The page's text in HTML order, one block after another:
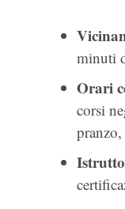
minuti
Orari
corsi